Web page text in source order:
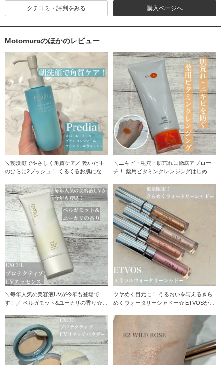
購入ページへ
クチコミ・評判をみる
Motomuraのほかのレビュー
＼朝洗顔でやさしく角質ケア／ 乾いた手
のひらに2プッシュ！ くるくるお肌になじ
＼ニキビ・毛穴・肌荒れに徹底アプロー
チ！ 薬用ビタミンクレンジングはじめて
＼毎年人気の美容液UVが今年も登場で
す！／ ベルガモット&ユーカリの香り☆
ツヤめく目元に！ うるおいを与えるきら
めくウォータリーシャドー☆ ETVOSから